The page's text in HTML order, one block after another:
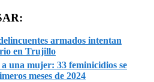
armados intentan
en Trujillo
una mujer: 33 feminicidios se
meses de 2024